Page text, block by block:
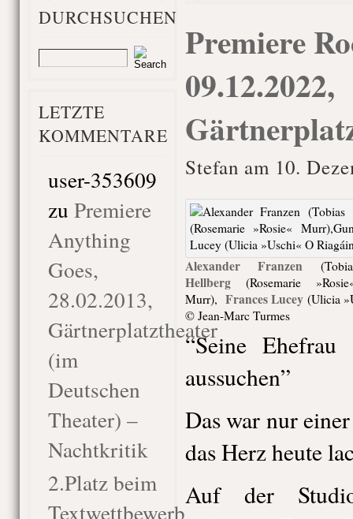
DURCHSUCHEN
LETZTE
KOMMENTARE
user-353609
zu Premiere
Anything
Goes,
28.02.2013,
Gärtnerplatztheater
(im
Deutschen
Theater) –
Nachtkritik
2.Platz beim
Textwettbewerb
Premiere
09.12.2022,
Stefan am 10.
Alexander Franzen
Hellberg(Rosemarie
Murr), Frances Lucey(Ulicia
© Jean-Marc Turmes
“Seine
aussuchen”
Das war nur
das Herz heute
Auf der